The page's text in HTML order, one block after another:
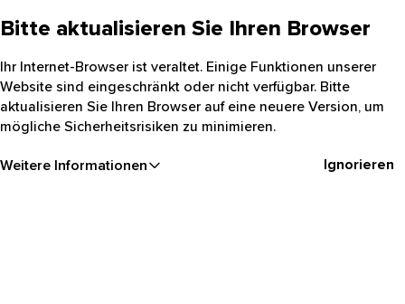
Bitte aktualisieren Sie Ihren Browser
Ihr Internet-Browser ist veraltet. Einige Funktionen unserer
Website sind eingeschränkt oder nicht verfügbar. Bitte
aktualisieren Sie Ihren Browser auf eine neuere Version, um
mögliche Sicherheitsrisiken zu minimieren.
Weitere Informationen Ignorieren